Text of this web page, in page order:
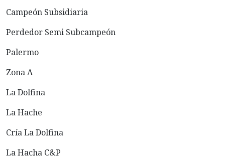
Campeón Subsidiaria
Perdedor Semi Subcampeón
Palermo
Zona A
La Dolfina
La Hache
Cría La Dolfina
La Hacha C&P